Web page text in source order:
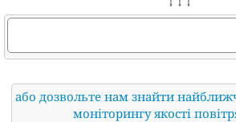
або дозвольте нам знайти
моніторингу якості